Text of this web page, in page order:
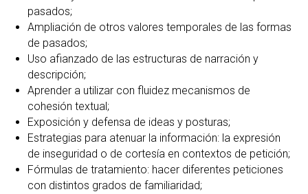
pasados;
Ampliación de otros valores temporales de las formas
de pasados;
Uso afianzado de las estructuras de narración y
descripción;
Aprender a utilizar con fluidez mecanismos de
cohesión textual;
Exposición y defensa de ideas y posturas;
Estrategias para atenuar la información: la expresión
de inseguridad o de cortesía en contextos de petición;
Fórmulas de tratamiento: hacer diferentes peticiones
con distintos grados de familiaridad;